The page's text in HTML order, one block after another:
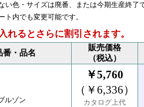
い色・サイズは廃番、または今期生産終了で
ト内でも変更可能です。
れるとさらに割引されます。
番・品名
販売価格
（税込）
ルゾン
￥5,760
（￥6,336）
カタログ上代